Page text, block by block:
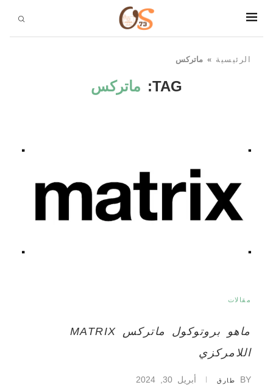
الرئيسية »ماتركس
TAG: ماتركس
مقالات
ماهو بروتوكول ماتركس MATRIX
اللامركزي
BY طارق أبريل 30, 2024